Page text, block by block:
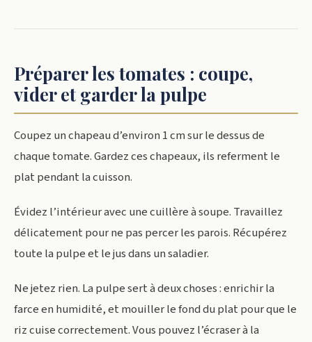
Préparer les tomates : coupe,
vider et garder la pulpe
Coupez un chapeau d’environ 1 cm sur le dessus de
chaque tomate. Gardez ces chapeaux, ils referment le
plat pendant la cuisson.
Évidez l’intérieur avec une cuillère à soupe. Travaillez
délicatement pour ne pas percer les parois. Récupérez
toute la pulpe et le jus dans un saladier.
Ne jetez rien. La pulpe sert à deux choses : enrichir la
farce en humidité, et mouiller le fond du plat pour que le
riz cuise correctement. Vous pouvez l’écraser à la